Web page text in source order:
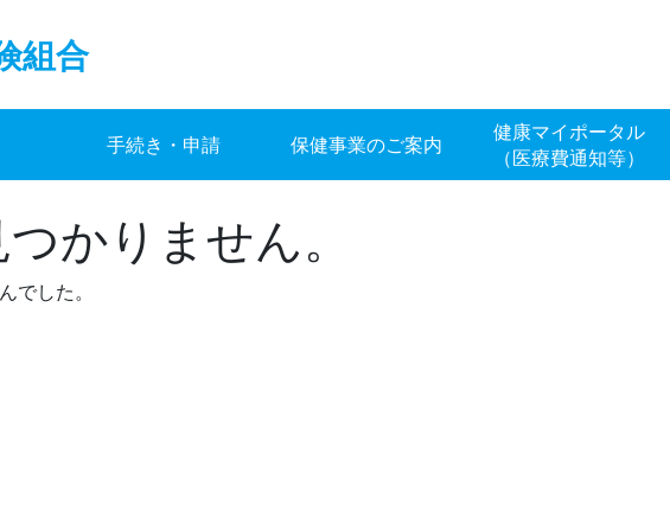
組合
手続き・申請 保健事業のご案内
健康マイポータル
（医療費通知等）
かりません。
でした。